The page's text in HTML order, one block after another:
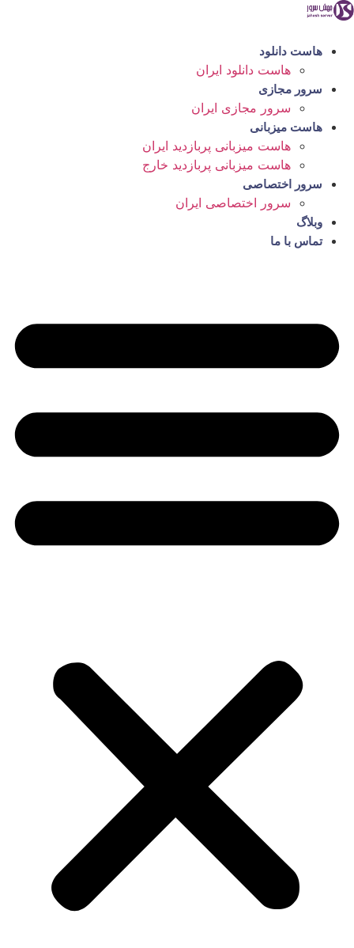
پرش
محتوا
هاست دانلود
هاست دانلود ایران
سرور مجازی
سرور مجازی ایران
هاست میزبانی
هاست میزبانی پربازدید ایران
هاست میزبانی پربازدید خارج
سرور اختصاصی
سرور اختصاصی ایران
وبلاگ
تماس با ما